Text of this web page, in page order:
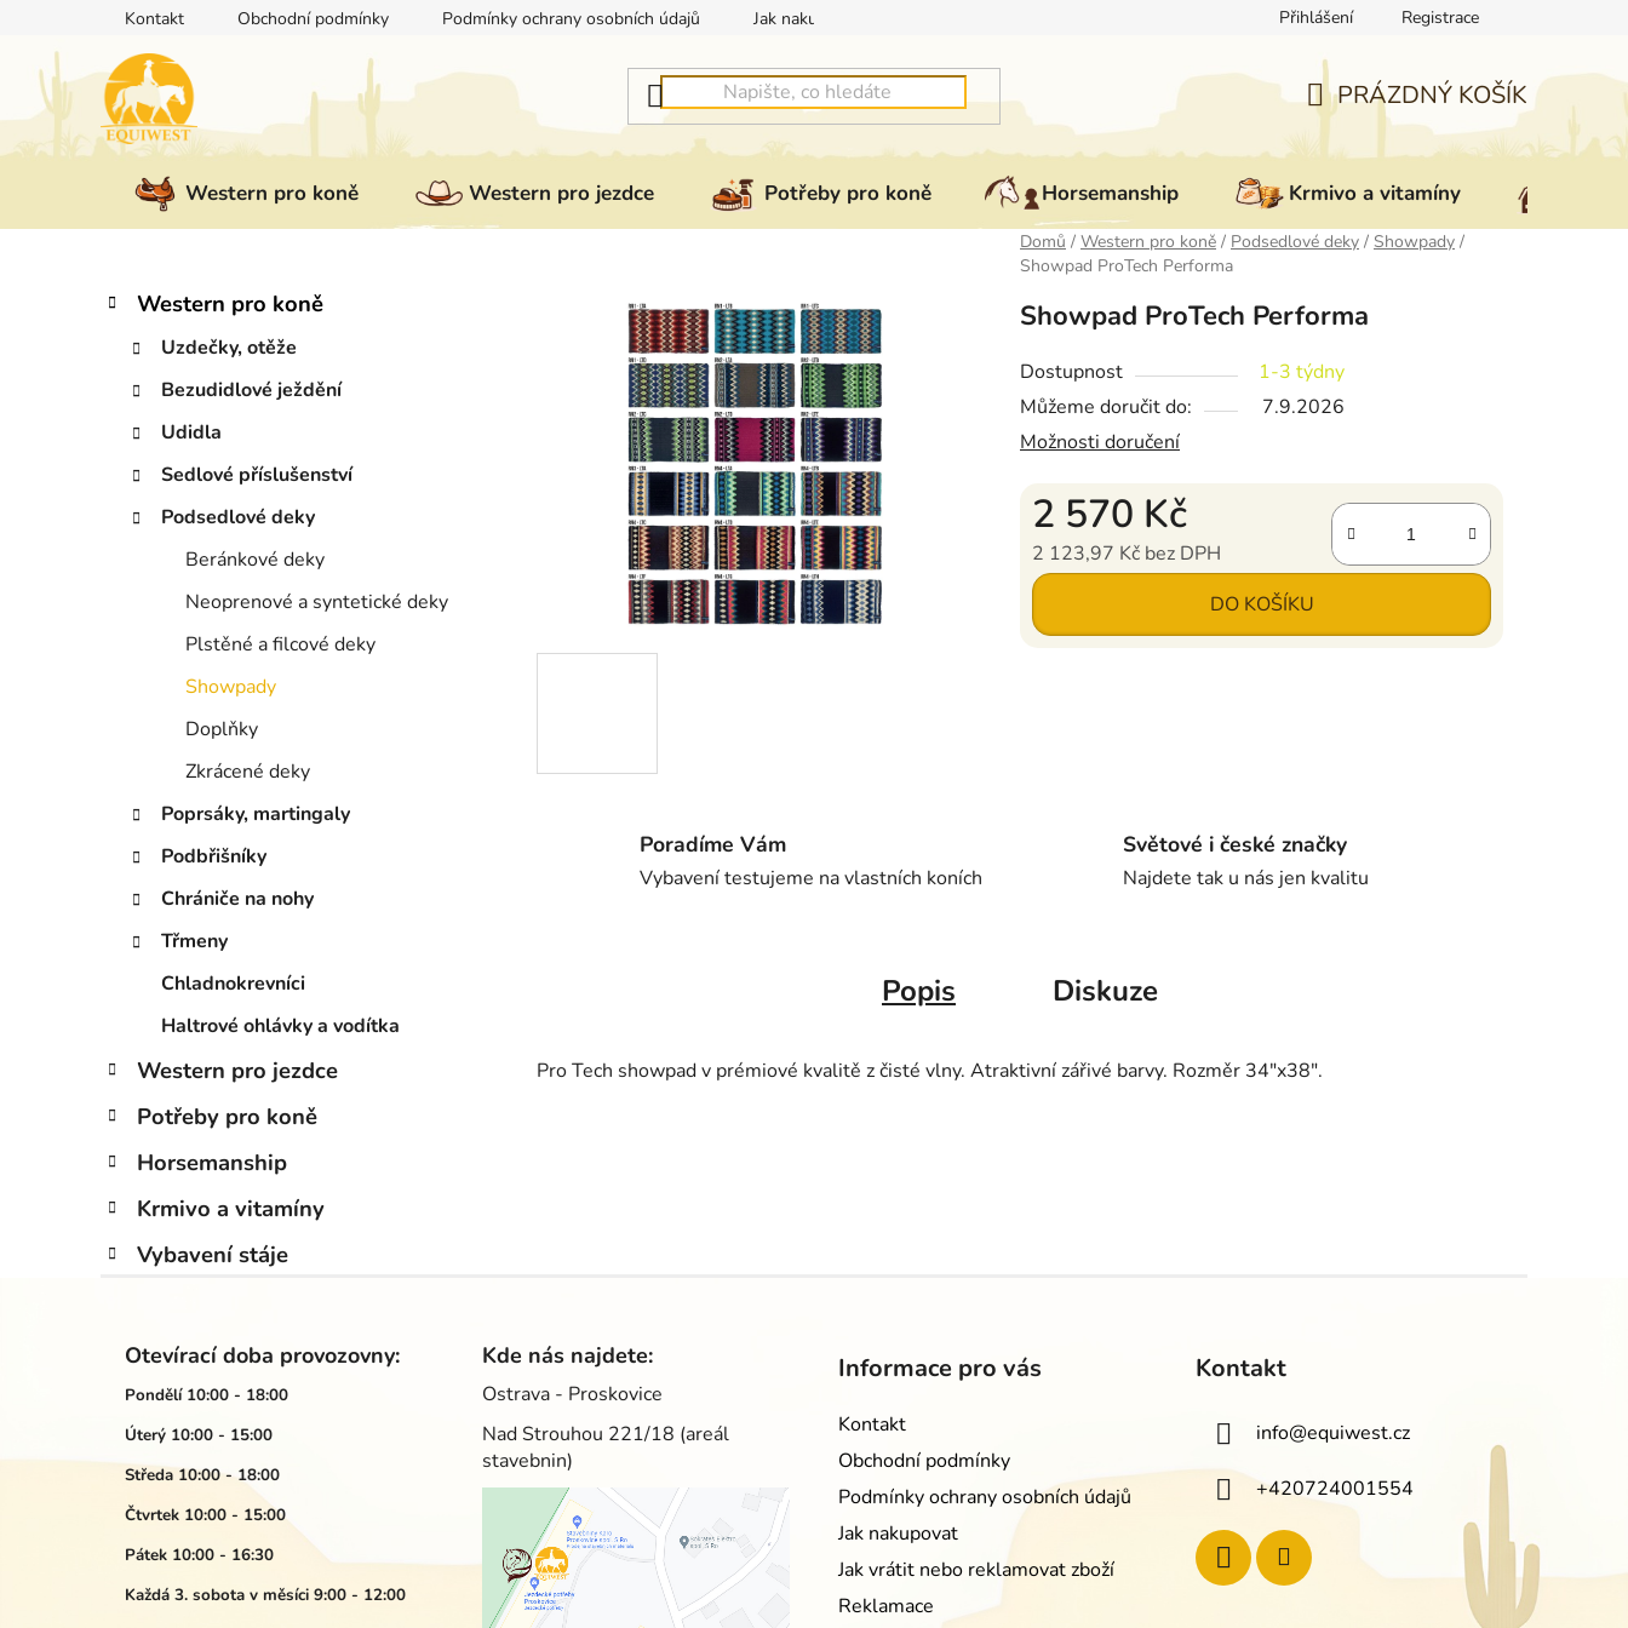
obsah
Kontakt Obchodní podmínky Podmínky ochrany osobních údajů Jak nakupovat Reklamace Doprava a platba
Přihlášení Registrace
NÁKUPNÍ
KOŠÍK
PRÁZDNÝ KOŠÍK
Western pro koně Western pro jezdce Potřeby pro koně Horsemanship Krmivo a vitamíny
Domů / Western pro koně / Podsedlové deky / Showpady /
Showpad ProTech Performa
PPřeskočit
kategorie
K
a
Western pro koně
Uzdečky, otěže
Bezudidlové ježdění
Udidla
Sedlové příslušenství
Podsedlové deky
Beránkové deky
Neoprenové a syntetické deky
Plstěné a filcové deky
Showpady
Doplňky
Zkrácené deky
Poprsáky, martingaly
Podbřišníky
Chrániče na nohy
Třmeny
Chladnokrevníci
Haltrové ohlávky a vodítka
Western pro jezdce
Potřeby pro koně
Horsemanship
Krmivo a vitamíny
Vybavení stáje
Showpad ProTech Performa
Dostupnost
1-3 týdny
Můžeme doručit do:
7.9.2026
Možnosti doručení
2 570 Kč
2 123,97 Kč bez DPH
Měrná cena: DO KOŠÍKU
Poradíme Vám
Vybavení testujeme na vlastních koních
Světové i české značky
Najdete tak u nás jen kvalitu
Popis Diskuze
Pro Tech showpad v prémiové kvalitě z čisté vlny. Atraktivní zářivé barvy. Rozměr 34"x38".
Otevírací doba provozovny:
Pondělí 10:00 - 18:00
Úterý 10:00 - 15:00
Středa 10:00 - 18:00
Čtvrtek 10:00 - 15:00
Pátek 10:00 - 16:30
Každá 3. sobota v měsíci 9:00 - 12:00
Kde nás najdete:
Ostrava - Proskovice
Nad Strouhou 221/18 (areál
stavebnin)
Informace pro vás
Kontakt
Obchodní podmínky
Podmínky ochrany osobních údajů
Jak nakupovat
Jak vrátit nebo reklamovat zboží
Reklamace
Kontakt
info@equiwest.cz
+420724001554